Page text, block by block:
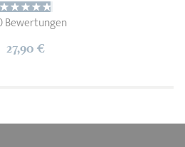
Bewertungen
27,90 €